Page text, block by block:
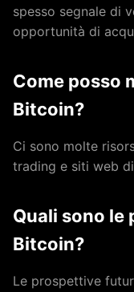
spesso segnale di
opportunità di
Come posso
Bitcoin?
Ci sono molte
trading e siti web
Quali sono
Bitcoin?
Le prospettive